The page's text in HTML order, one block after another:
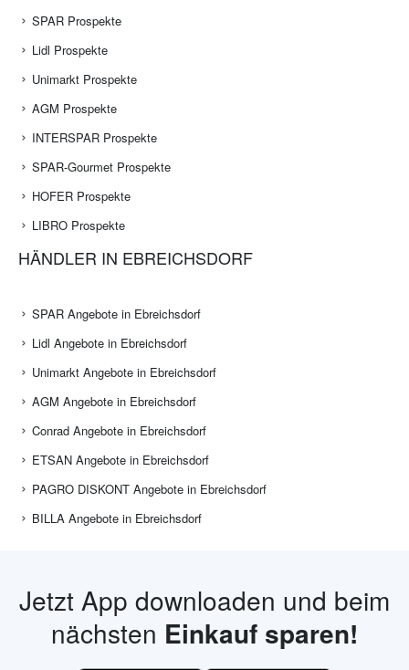
SPAR Prospekte
Lidl Prospekte
Unimarkt Prospekte
AGM Prospekte
INTERSPAR Prospekte
SPAR-Gourmet Prospekte
HOFER Prospekte
LIBRO Prospekte
HÄNDLER IN EBREICHSDORF
SPAR Angebote in Ebreichsdorf
Lidl Angebote in Ebreichsdorf
Unimarkt Angebote in Ebreichsdorf
AGM Angebote in Ebreichsdorf
Conrad Angebote in Ebreichsdorf
ETSAN Angebote in Ebreichsdorf
PAGRO DISKONT Angebote in Ebreichsdorf
BILLA Angebote in Ebreichsdorf
Jetzt App downloaden und beim
nächsten Einkauf sparen!